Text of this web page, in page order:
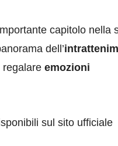
capitolo nella
dell’
regalare emozioni
sul sito ufficiale